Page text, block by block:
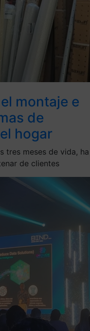
montaje e
de
hogar
tres meses de vida, ha
de clientes